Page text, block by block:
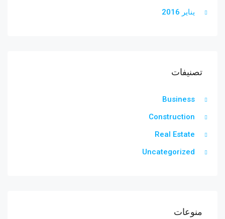
يناير 2016
تصنيفات
Business
Construction
Real Estate
Uncategorized
منوعات